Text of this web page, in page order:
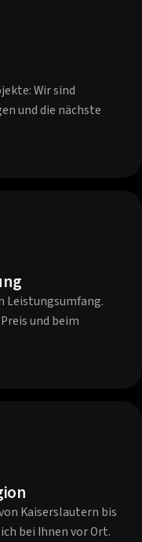
Wir sind
und die nächste
Leistungsumfang.
und beim
Kaiserslautern bis
bei Ihnen vor Ort.